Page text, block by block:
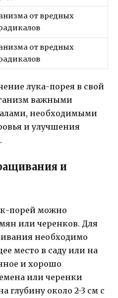
от вредных
от вредных
лука-порея в свой
важными
необходимыми
и улучшения
и
порей можно
или черенков. Для
необходимо
место в саду или на
и хорошо
или черенки
глубину около 2-3 см с